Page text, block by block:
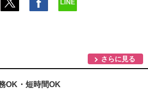
さらに見る
OK・短時間OK